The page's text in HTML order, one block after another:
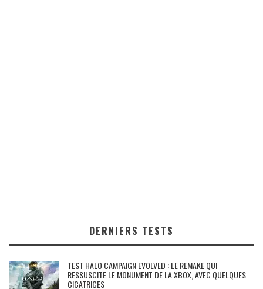
DERNIERS TESTS
TEST HALO CAMPAIGN EVOLVED : LE REMAKE QUI
RESSUSCITE LE MONUMENT DE LA XBOX, AVEC QUELQUES
CICATRICES